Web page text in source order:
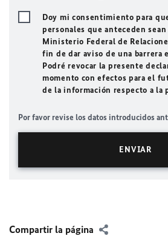
Doy mi consentimiento para
personales que anteceden
Ministerio Federal de
fin de dar aviso de una barrera
Podré revocar la presente
momento con efectos para el
de la información respecto a la
Por favor revise los datos introducidos
Compartir la página